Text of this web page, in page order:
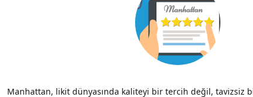
Manhattan, likit dünyasında kaliteyi bir tercih değil, tavizsiz